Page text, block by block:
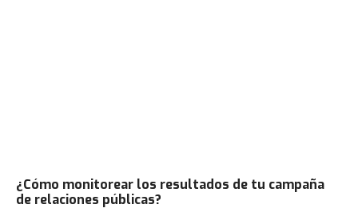
¿Cómo monitorear los resultados de tu campaña
de relaciones públicas?